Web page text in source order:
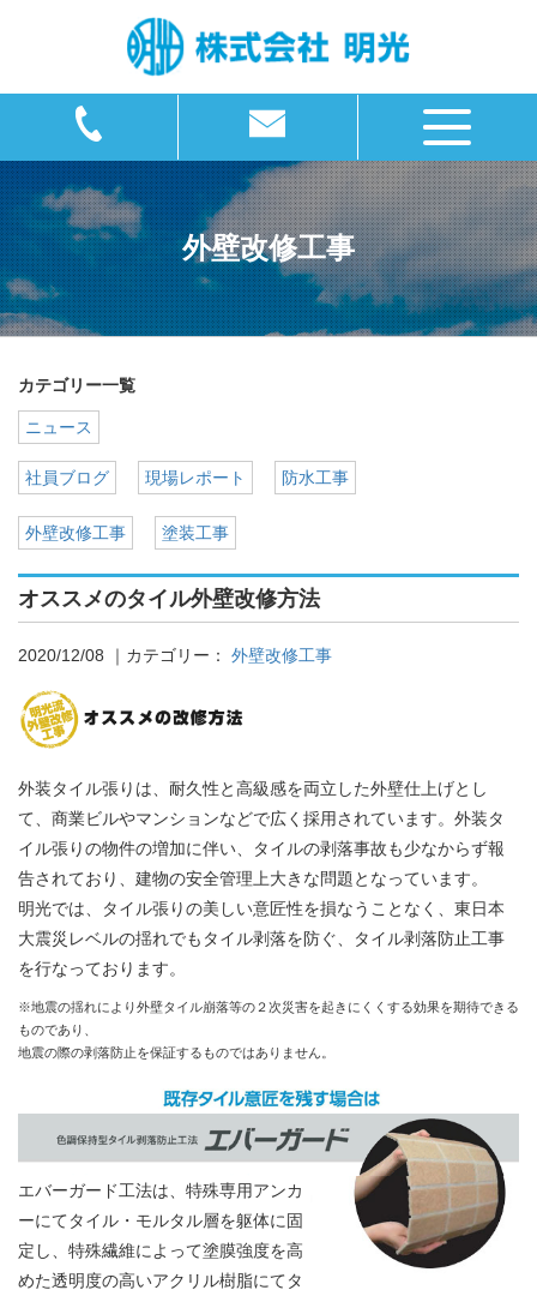
外壁改修工事
カテゴリー一覧
ニュース
社員ブログ 現場レポート 防水工事
外壁改修工事 塗装工事
オススメのタイル外壁改修方法
2020/12/08 ｜カテゴリー： 外壁改修工事
外装タイル張りは、耐久性と高級感を両立した外壁仕上げとし
て、商業ビルやマンションなどで広く採用されています。外装タ
イル張りの物件の増加に伴い、タイルの剥落事故も少なからず報
告されており、建物の安全管理上大きな問題となっています。
明光では、タイル張りの美しい意匠性を損なうことなく、東日本
大震災レベルの揺れでもタイル剥落を防ぐ、タイル剥落防止工事
を行なっております。
※地震の揺れにより外壁タイル崩落等の２次災害を起きにくくする効果を期待できる
ものであり、
地震の際の剥落防止を保証するものではありません。
エバーガード工法は、特殊専用アンカ
ーにてタイル・モルタル層を躯体に固
定し、特殊繊維によって塗膜強度を高
めた透明度の高いアクリル樹脂にてタ